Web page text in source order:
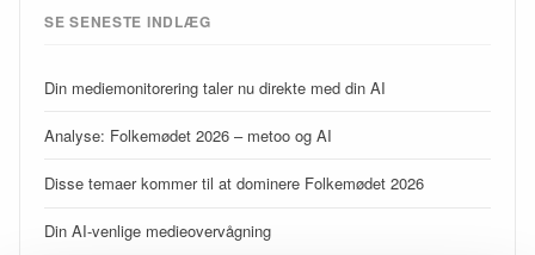
SE SENESTE INDLÆG
Din mediemonitorering taler nu direkte med din AI
Analyse: Folkemødet 2026 – metoo og AI
Disse temaer kommer til at dominere Folkemødet 2026
Din AI-venlige medieovervågning